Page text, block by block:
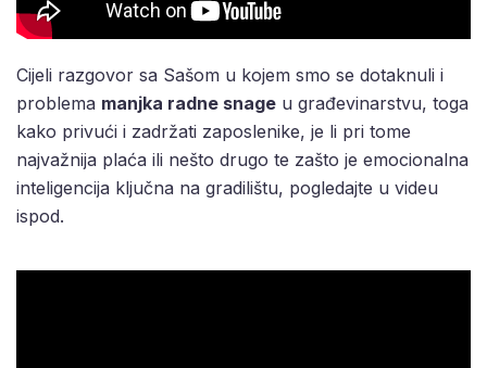
Cijeli razgovor sa Sašom u kojem smo se dotaknuli i
problema manjka radne snage u građevinarstvu, toga
kako privući i zadržati zaposlenike, je li pri tome
najvažnija plaća ili nešto drugo te zašto je emocionalna
inteligencija ključna na gradilištu, pogledajte u videu
ispod.